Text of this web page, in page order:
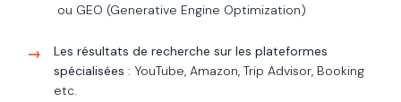
ou GEO (Generative Engine Optimization)
Les résultats de recherche sur les plateformes
spécialisées : YouTube, Amazon, Trip Advisor, Booking
etc.